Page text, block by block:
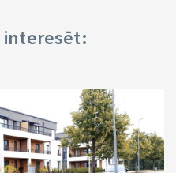
interesēt: